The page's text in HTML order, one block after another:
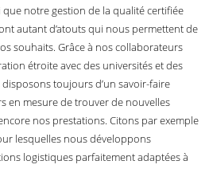
notre gestion de la qualité certifiée
autant d’atouts qui nous permettent de
souhaits. Grâce à nos collaborateurs
étroite avec des universités et des
toujours d’un savoir-faire
en mesure de trouver de nouvelles
nos prestations. Citons par exemple
lesquelles nous développons
logistiques parfaitement adaptées à